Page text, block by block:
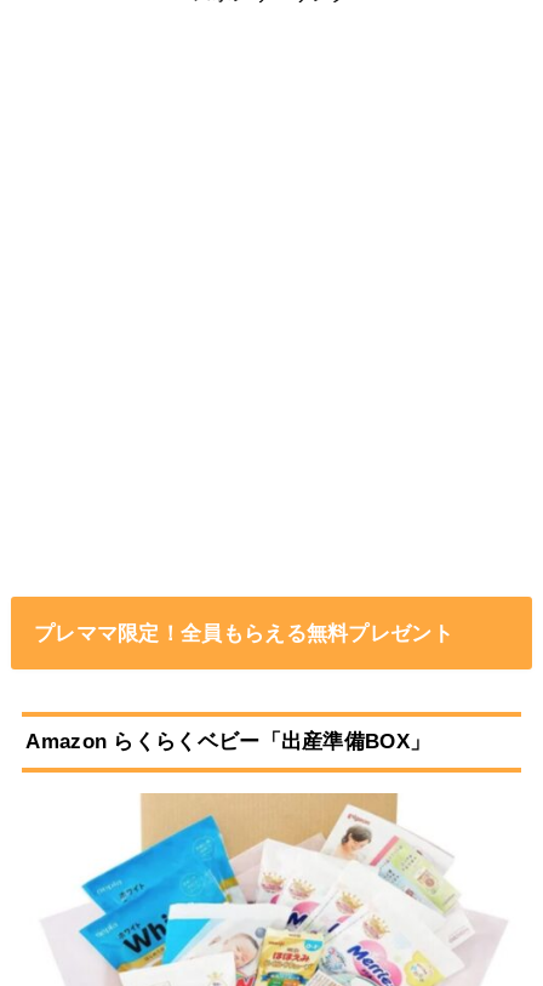
プレママ限定！全員もらえる無料プレゼント
Amazon らくらくベビー「出産準備BOX」